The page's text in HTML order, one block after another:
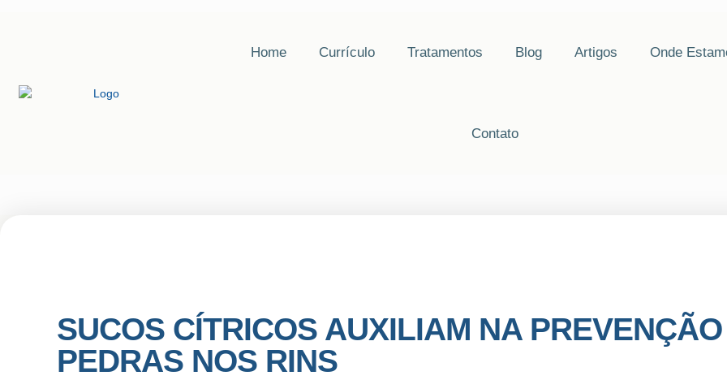
Home Currículo Tratamentos Blog Artigos Onde
Contato
SUCOS CÍTRICOS AUXILIAM NA
PEDRAS NOS RINS